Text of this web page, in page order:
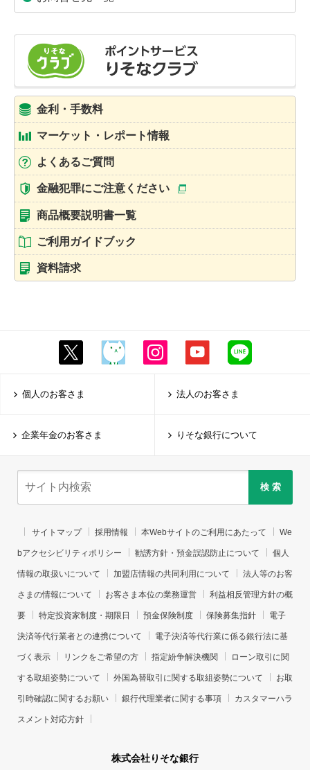
金利・手数料
マーケット・レポート情報
よくあるご質問
金融犯罪にご注意ください
商品概要説明書一覧
ご利用ガイドブック
資料請求
個人のお客さま 法人のお客さま
企業年金のお客さま りそな銀行について
検 索
サイトマップ 採用情報 本Webサイトのご利用にあたって We
bアクセシビリティポリシー 勧誘方針・預金誤認防止について 個人
情報の取扱いについて 加盟店情報の共同利用について 法人等のお客
さまの情報について お客さま本位の業務運営 利益相反管理方針の概
要 特定投資家制度・期限日 預金保険制度 保険募集指針 電子
決済等代行業者との連携について 電子決済等代行業に係る銀行法に基
づく表示 リンクをご希望の方 指定紛争解決機関 ローン取引に関
する取組姿勢について 外国為替取引に関する取組姿勢について お取
引時確認に関するお願い 銀行代理業者に関する事項 カスタマーハラ
スメント対応方針
株式会社りそな銀行